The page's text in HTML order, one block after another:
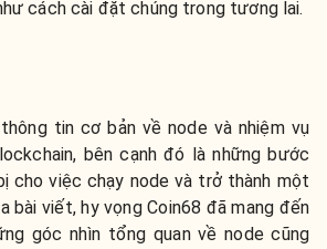
cách cài đặt chúng trong tương lai.
tin cơ bản về node và nhiệm vụ
bên cạnh đó là những bước
cho việc chạy node và trở thành một
bài viết, hy vọng Coin68 đã mang đến
góc nhìn tổng quan về node cũng